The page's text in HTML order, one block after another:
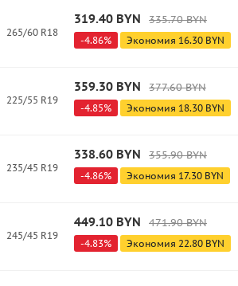
265/60 R18
319.40 BYN 335.70BYN
-4.86% Экономия 16.30 BYN
225/55 R19
359.30 BYN 377.60BYN
-4.85% Экономия 18.30 BYN
235/45 R19
338.60 BYN 355.90BYN
-4.86% Экономия 17.30 BYN
245/45 R19
449.10 BYN 471.90BYN
-4.83% Экономия 22.80 BYN